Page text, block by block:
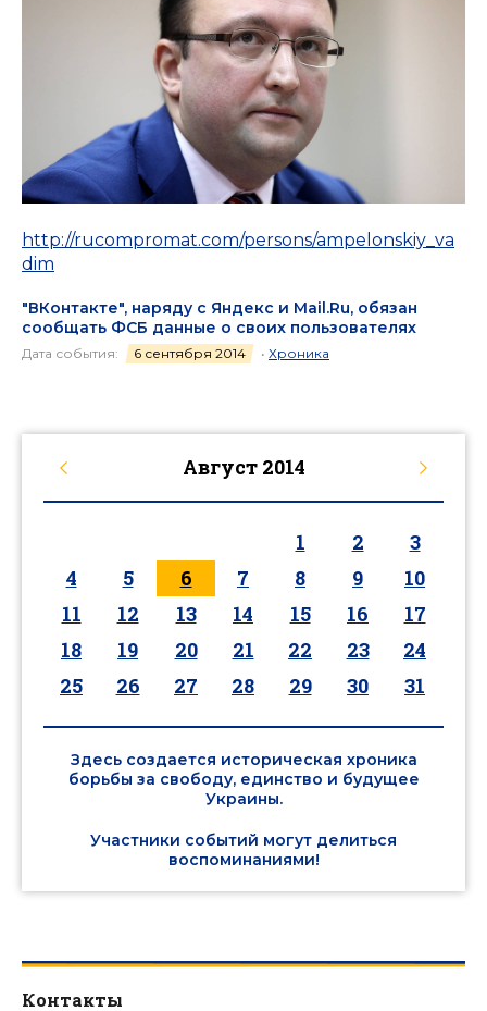
http://rucompromat.com/persons/ampelonskiy_va
dim
"ВКонтакте", наряду с Яндекс и Мail.Ru, обязан
сообщать ФСБ данные о своих пользователях
Дата события: 6 сентября 2014 • Хроника
Август 2014
1 2
3
4
5 6 7 8 9
10
11
12 13 14 15 16
17
18
19 20 21 22 23
24
25
26 27 28 29 30 31
Здесь создается историческая хроника
борьбы за свободу, единство и будущее
Украины.
Участники событий могут делиться
воспоминаниями!
Контакты